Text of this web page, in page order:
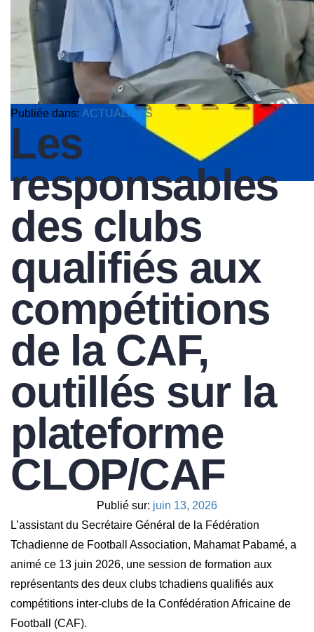
Publiée dans: ACTUALITES
Les
responsables
des clubs
qualifiés aux
compétitions
de la CAF,
outillés sur la
plateforme
CLOP/CAF
Publié sur: juin 13, 2026
L’assistant du Secrétaire Général de la Fédération
Tchadienne de Football Association, Mahamat Pabamé, a
animé ce 13 juin 2026, une session de formation aux
représentants des deux clubs tchadiens qualifiés aux
compétitions inter-clubs de la Confédération Africaine de
Football (CAF).